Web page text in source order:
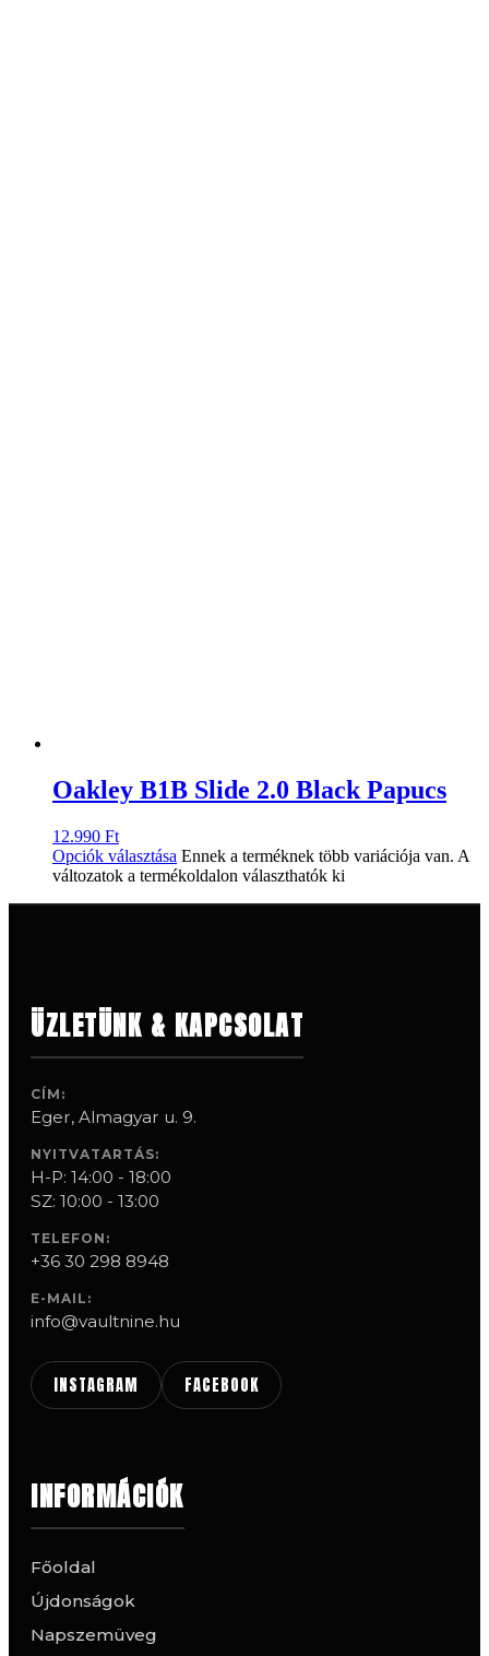
Oakley B1B Slide 2.0 Black Papucs
12.990 Ft
Opciók választása Ennek a terméknek több variációja van. A
változatok a termékoldalon választhatók ki
ÜZLETÜNK & KAPCSOLAT
CÍM:
Eger, Almagyar u. 9.
NYITVATARTÁS:
H-P: 14:00 - 18:00
SZ: 10:00 - 13:00
TELEFON:
+36 30 298 8948
E-MAIL:
info@vaultnine.hu
INSTAGRAM FACEBOOK
INFORMÁCIÓK
Főoldal
Újdonságok
Napszemüveg